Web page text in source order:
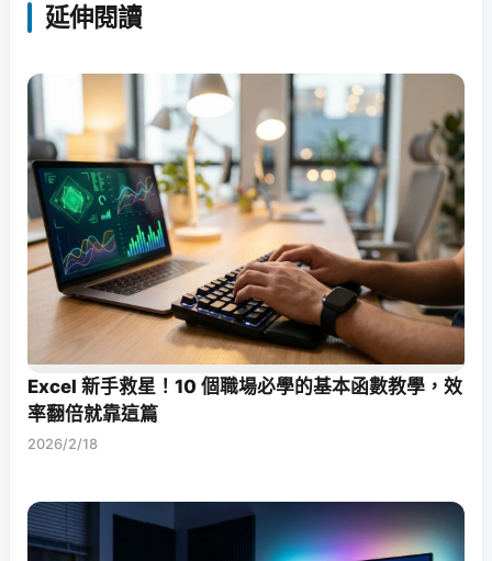
延伸閱讀
Excel 新手救星！10 個職場必學的基本函數教學，效
率翻倍就靠這篇
2026/2/18